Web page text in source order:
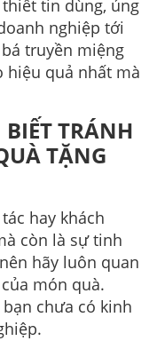
tin dùng, ủng
nghiệp tới
truyền miệng
hiệu quả nhất mà
TRÁNH
TẶNG
hay khách
còn là sự tinh
hãy luôn quan
món quà.
chưa có kinh